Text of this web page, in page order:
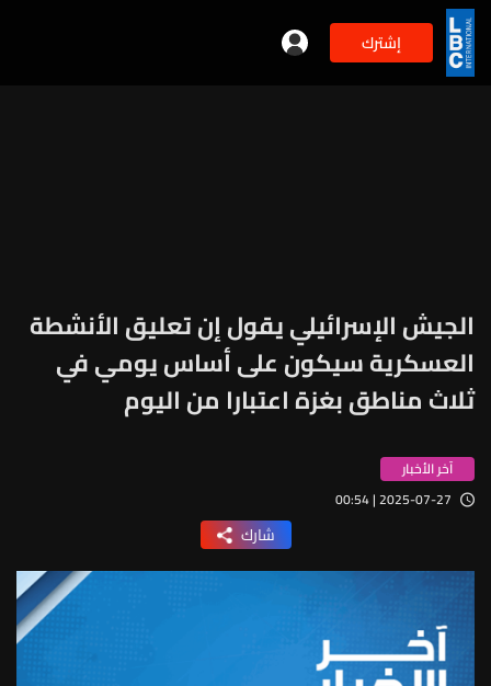
إشترك
الجيش الإسرائيلي يقول إن تعليق الأنشطة
العسكرية سيكون على أساس يومي في
ثلاث مناطق بغزة اعتبارا من اليوم
آخر الأخبار
2025-07-27 | 00:54
شارك